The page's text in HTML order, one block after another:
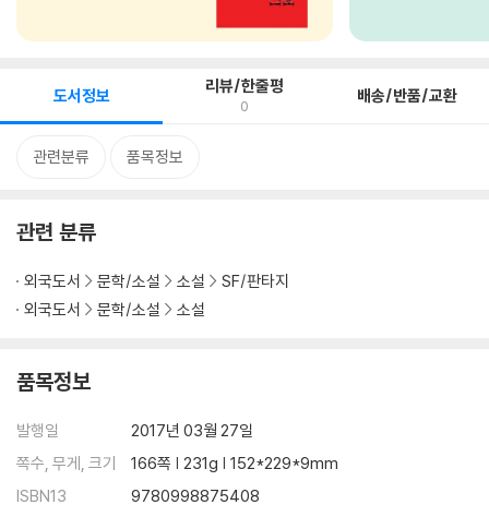
도서정보 리뷰/한줄평
0 배송/반품/교환
관련분류 품목정보
관련 분류
외국도서 문학/소설 소설
SF/판타지
외국도서
문학/소설 소설
품목정보
발행일
2017년 03월 27일
쪽수, 무게, 크기
166쪽 | 231g | 152*229*9mm
ISBN13
9780998875408